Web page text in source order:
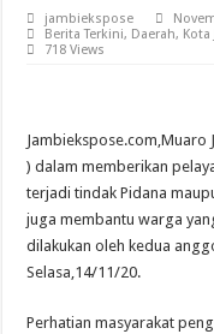
jambiekspose
Berita Terkini, Daerah,
718 Views
Jambiekspose.com,Muaro
) dalam memberikan
terjadi tindak Pidana
juga membantu warga
dilakukan oleh kedua
Selasa,14/11/20.
Perhatian masyarakat